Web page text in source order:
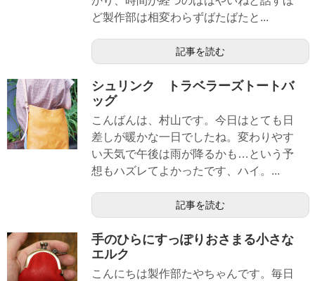
ど製作部は相変わらずばたばたと...
記事を読む
シュリンク トラベラーズトートバ
ッグ
こんばんは、村山です。今日はとても日
差しが暖かな一日でしたね。変わりやす
い天気で午後は雨が降るかも…という予
想もハズレてよかったです、ハイ。...
記事を読む
手のひらにすっぽりおさまる小さな
エルク
こんにちは製作部たやちゃんです。毎日